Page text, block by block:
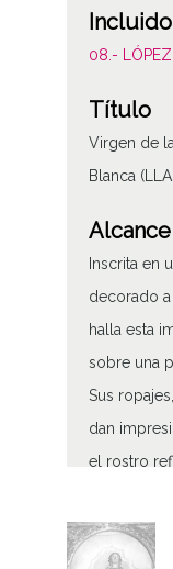
08.- LÓPEZ
Título
Virgen de
Blanca
Inscrita en
decorado
halla esta
sobre una
Sus
dan
el rostro
Blanca